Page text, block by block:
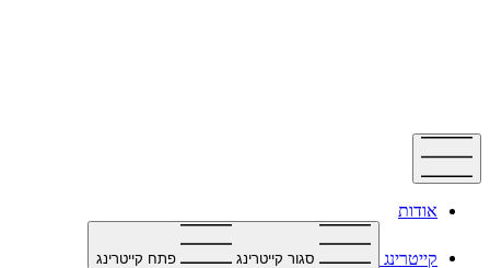
אודות
קייטרינג סגור קייטרינג פתח קייטרינג